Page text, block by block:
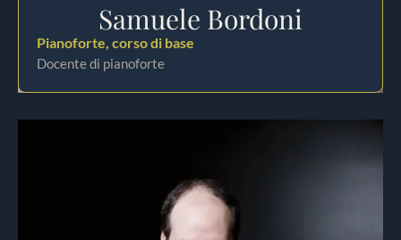
Samuele Bordoni
Pianoforte, corso di base
Docente di pianoforte